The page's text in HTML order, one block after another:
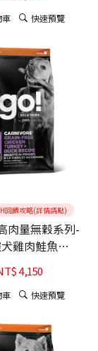
車 快速預覽
回饋攻略(詳情請點)
肉量無穀系列-
雞肉鮭魚
食、狗飼料)
4,150
車 快速預覽